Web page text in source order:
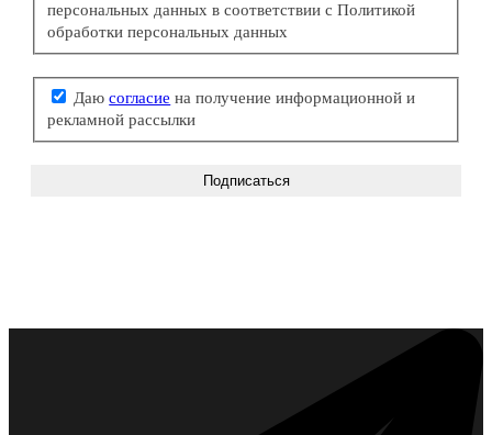
персональных данных в соответствии с Политикой
обработки персональных данных
Даюсогласие на получение информационной и
рекламной рассылки